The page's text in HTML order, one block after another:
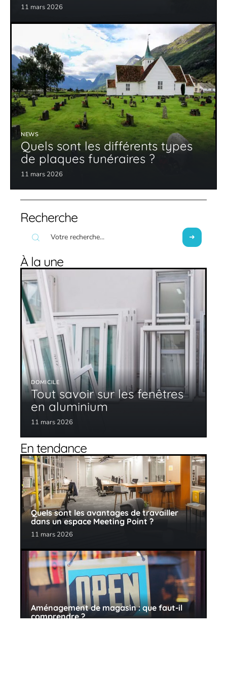
11 mars 2026
NEWS
Quels sont les différents types
de plaques funéraires ?
11 mars 2026
Recherche
À la une
DOMICILE
Tout savoir sur les fenêtres
en aluminium
11 mars 2026
En tendance
Quels sont les avantages de travailler
dans un espace Meeting Point ?
11 mars 2026
Aménagement de magasin : que faut-il
comprendre ?